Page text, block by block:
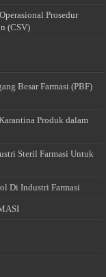
Prosedur
(CSV)
Besar Farmasi (PBF)
Produk dalam
Steril Farmasi Untuk
Di Industri Farmasi